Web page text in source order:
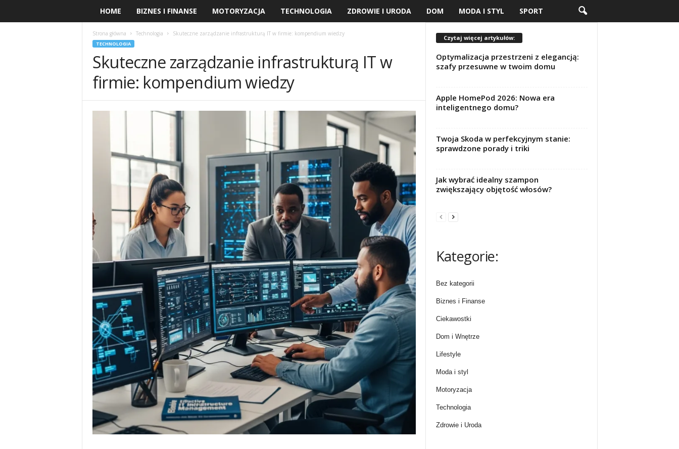
HOME BIZNES I FINANSE MOTORYZACJA TECHNOLOGIA ZDROWIE I URODA DOM MODA I STYL SPORT
Strona główna Technologia Skuteczne zarządzanie infrastrukturą IT w firmie: kompendium wiedzy
TECHNOLOGIA
Skuteczne zarządzanie infrastrukturą IT w
firmie: kompendium wiedzy
Czytaj więcej artykułów:
Optymalizacja przestrzeni z elegancją:
szafy przesuwne w twoim domu
Apple HomePod 2026: Nowa era
inteligentnego domu?
Twoja Skoda w perfekcyjnym stanie:
sprawdzone porady i triki
Jak wybrać idealny szampon
zwiększający objętość włosów?
Kategorie:
Bez kategorii
Biznes i Finanse
Ciekawostki
Dom i Wnętrze
Lifestyle
Moda i styl
Motoryzacja
Technologia
Zdrowie i Uroda